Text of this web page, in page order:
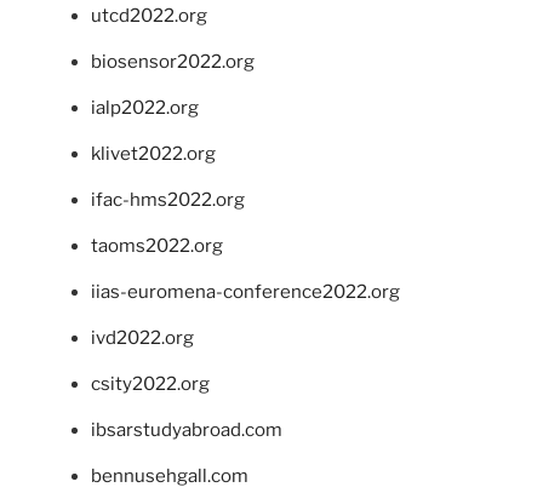
utcd2022.org
biosensor2022.org
ialp2022.org
klivet2022.org
ifac-hms2022.org
taoms2022.org
iias-euromena-conference2022.org
ivd2022.org
csity2022.org
ibsarstudyabroad.com
bennusehgall.com